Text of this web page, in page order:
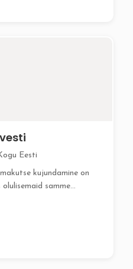
Eesti
kujundamine on
olulisemaid samme